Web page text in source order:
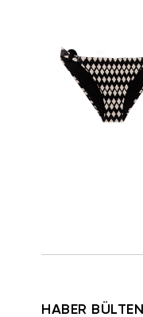
HABER BÜLTENİ